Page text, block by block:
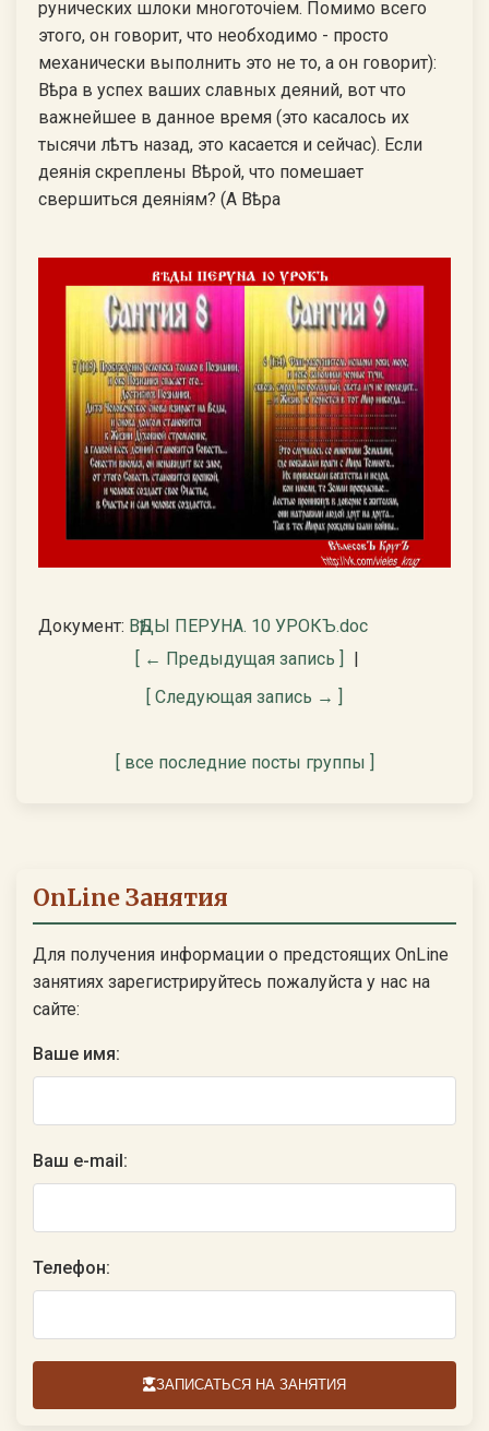
Документ: ВѢДЫ ПЕРУНА. 10 УРОКЪ.doc
[ ← Предыдущая запись ]
|
[ Следующая запись → ]
[ все последние посты группы ]
OnLine Занятия
Для получения информации о предстоящих OnLine
занятиях зарегистрируйтесь пожалуйста у нас на
сайте:
Ваше имя:
Ваш e-mail:
Телефон:
ЗАПИСАТЬСЯ НА ЗАНЯТИЯ